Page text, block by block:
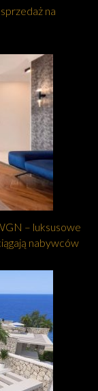
na
– luksusowe
nabywców